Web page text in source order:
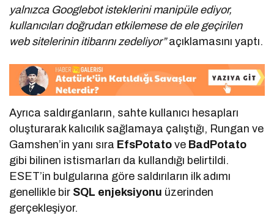
yalnızca Googlebot isteklerini manipüle ediyor,
kullanıcıları doğrudan etkilemese de ele geçirilen
web sitelerinin itibarını zedeliyor”açıklamasını yaptı.
Ayrıca saldırganların, sahte kullanıcı hesapları
oluşturarak kalıcılık sağlamaya çalıştığı, Rungan ve
Gamshen’in yanı sıra EfsPotato ve BadPotato
gibi bilinen istismarları da kullandığı belirtildi.
ESET’in bulgularına göre saldırıların ilk adımı
genellikle bir SQL enjeksiyonu üzerinden
gerçekleşiyor.